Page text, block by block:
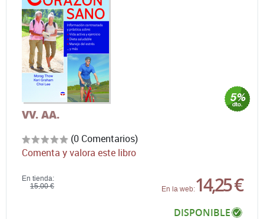
VV. AA.
(0 Comentarios)
Comenta y valora este libro
En tienda:
15,00 €
En la web:14,25 €
DISPONIBLE